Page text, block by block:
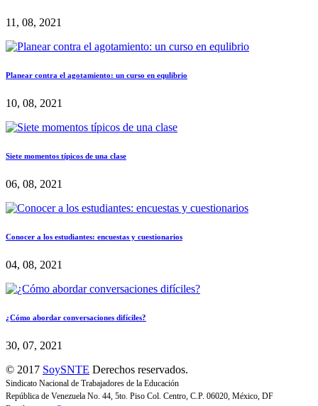
11, 08, 2021
Planear contra el agotamiento: un curso en equlibrio
10, 08, 2021
Siete momentos típicos de una clase
06, 08, 2021
Conocer a los estudiantes: encuestas y cuestionarios
04, 08, 2021
¿Cómo abordar conversaciones difíciles?
30, 07, 2021
© 2017 SoySNTE Derechos reservados.
Sindicato Nacional de Trabajadores de la Educación
República de Venezuela No. 44, 5to. Piso Col. Centro, C.P. 06020, México, DF